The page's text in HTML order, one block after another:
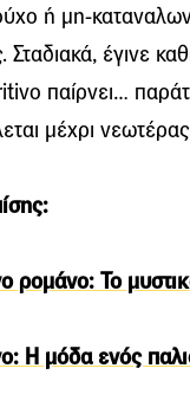
ή μη-
Σταδιακά, έγινε
παίρνει…
μέχρι
ρομάνο: To
H μόδα ενός